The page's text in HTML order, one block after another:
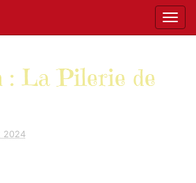
: La Pilerie de
2024
cookies